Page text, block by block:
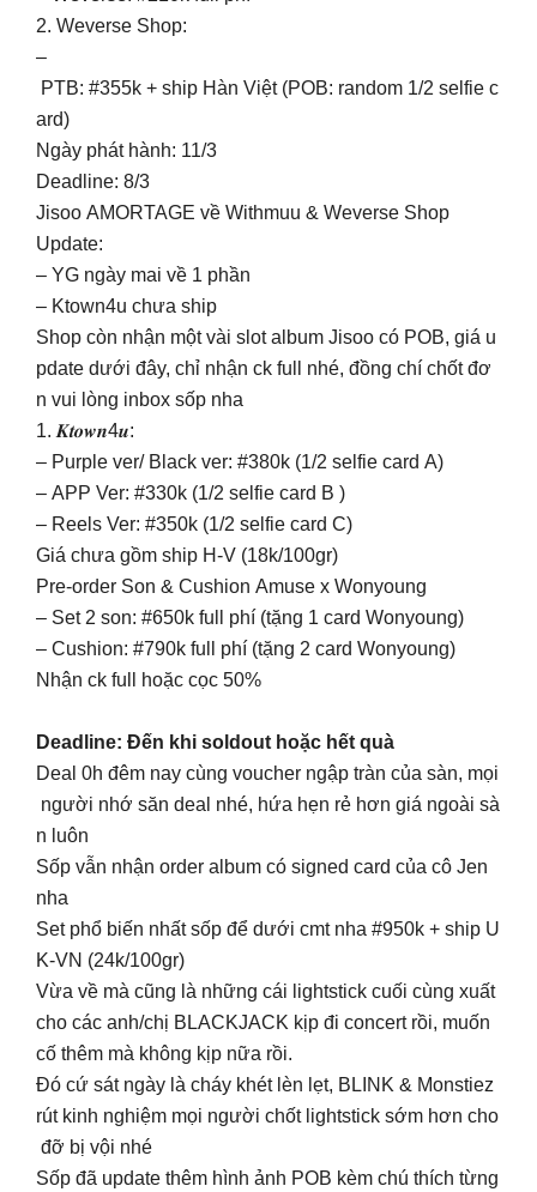
2. Weverse Shop:
–
PTB: #355k + ship Hàn Việt (POB: random 1/2 selfie c
ard)
Ngày phát hành: 11/3
Deadline: 8/3
Jisoo AMORTAGE về Withmuu & Weverse Shop
Update:
– YG ngày mai về 1 phần
– Ktown4u chưa ship
Shop còn nhận một vài slot album Jisoo có POB, giá u
pdate dưới đây, chỉ nhận ck full nhé, đồng chí chốt đơ
n vui lòng inbox sốp nha
1. 𝑲𝒕𝒐𝒘𝒏4𝒖:
– Purple ver/ Black ver: #380k (1/2 selfie card A)
– APP Ver: #330k (1/2 selfie card B )
– Reels Ver: #350k (1/2 selfie card C)
Giá chưa gồm ship H-V (18k/100gr)
Pre-order Son & Cushion Amuse x Wonyoung
– Set 2 son: #650k full phí (tặng 1 card Wonyoung)
– Cushion: #790k full phí (tặng 2 card Wonyoung)
Nhận ck full hoặc cọc 50%
Deadline: Đến khi soldout hoặc hết quà
Deal 0h đêm nay cùng voucher ngập tràn của sàn, mọi
người nhớ săn deal nhé, hứa hẹn rẻ hơn giá ngoài sà
n luôn
Sốp vẫn nhận order album có signed card của cô Jen
nha
Set phổ biến nhất sốp để dưới cmt nha #950k + ship U
K-VN (24k/100gr)
Vừa về mà cũng là những cái lightstick cuối cùng xuất
cho các anh/chị BLACKJACK kịp đi concert rồi, muốn
cố thêm mà không kịp nữa rồi.
Đó cứ sát ngày là cháy khét lèn lẹt, BLINK & Monstiez
rút kinh nghiệm mọi người chốt lightstick sớm hơn cho
đỡ bị vội nhé
Sốp đã update thêm hình ảnh POB kèm chú thích từng